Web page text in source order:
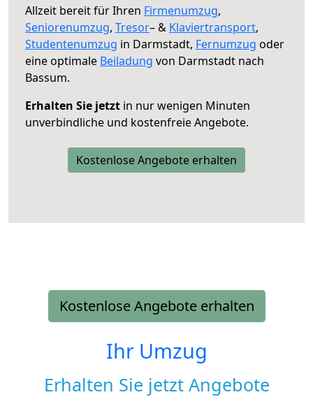
Allzeit bereit für Ihren Firmenumzug,
Seniorenumzug, Tresor– & Klaviertransport,
Studentenumzug in Darmstadt, Fernumzug oder
eine optimale Beiladung von Darmstadt nach
Bassum.
Erhalten Sie jetzt in nur wenigen Minuten
unverbindliche und kostenfreie Angebote.
Kostenlose Angebote erhalten
Kostenlose Angebote erhalten
Ihr Umzug
Erhalten Sie jetzt Angebote